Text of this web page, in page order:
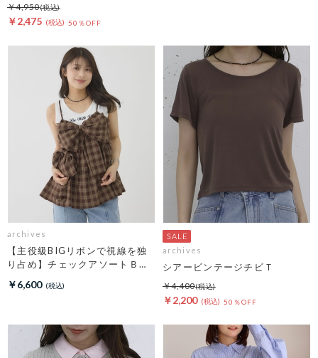
￥2,475 50％OFF
￥4,950
archives
【主役級BIGリボンで視線を独
り占め】チェックアソートＢＩ
￥6,600
archives
シアービンテージチビＴ
￥2,200 50％OFF
￥4,400